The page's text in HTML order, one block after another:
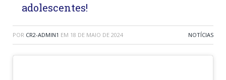
adolescentes!
POR CR2-ADMIN1 EM 18 DE MAIO DE 2024 NOTÍCIAS